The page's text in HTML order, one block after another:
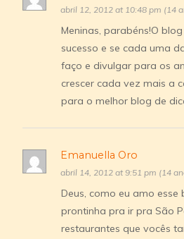
abril 12, 2012 at 10:48 pm (14
Meninas, parabéns!O
sucesso e se cada uma
faço e divulgar para os
crescer cada vez mais a
para o melhor blog de
Emanuella Oro
abril 14, 2012 at 9:51 pm (14
Deus, como eu amo esse
prontinha pra ir pra São
restaurantes que vocês